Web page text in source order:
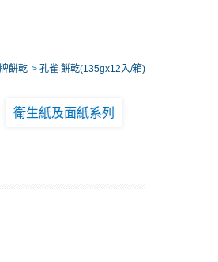
餅乾 孔雀 餅乾(135gx12入/箱)
衛生紙及面紙系列